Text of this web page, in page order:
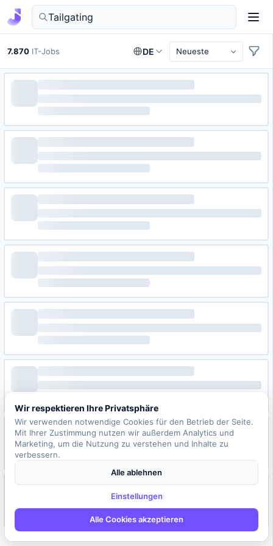
IT-Jobs in Deutschland finden
7.870 IT-Jobs DE
Wir respektieren Ihre Privatsphäre
Wir verwenden notwendige Cookies für den Betrieb der Seite.
Mit Ihrer Zustimmung nutzen wir außerdem Analytics und
Marketing, um die Nutzung zu verstehen und Inhalte zu
verbessern.
Alle ablehnen
Einstellungen
Alle Cookies akzeptieren